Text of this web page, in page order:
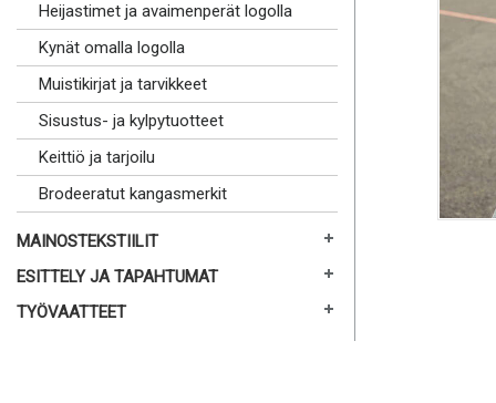
Heijastimet ja avaimenperät logolla
Kynät omalla logolla
Muistikirjat ja tarvikkeet
Sisustus- ja kylpytuotteet
Keittiö ja tarjoilu
Brodeeratut kangasmerkit
MAINOSTEKSTIILIT
ESITTELY JA TAPAHTUMAT
TYÖVAATTEET